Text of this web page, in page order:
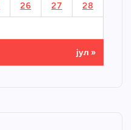
26 27 28
јул »